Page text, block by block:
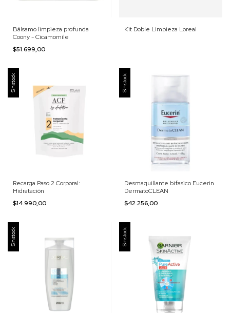
Bálsamo limpieza profunda
Coony - Cicamomile
$51.699,00
Kit Doble Limpieza Loreal
Sin stock
Recarga Paso 2 Corporal:
Hidratación
$14.990,00
Sin stock
Desmaquillante bifasico Eucerin
DermatoCLEAN
$42.256,00
Sin stock Sin stock